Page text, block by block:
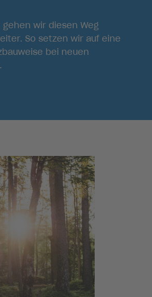
wir diesen Weg
So setzen wir auf eine
bei neuen